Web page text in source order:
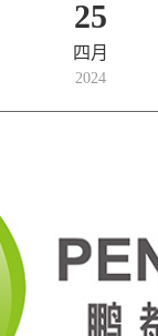
25
四月
2024